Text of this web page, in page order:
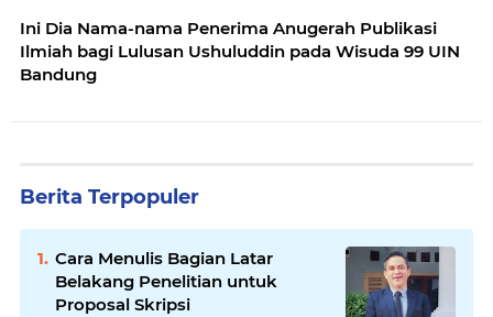
Ini Dia Nama-nama Penerima Anugerah Publikasi
Ilmiah bagi Lulusan Ushuluddin pada Wisuda 99 UIN
Bandung
Berita Terpopuler
Cara Menulis Bagian Latar
Belakang Penelitian untuk
Proposal Skripsi